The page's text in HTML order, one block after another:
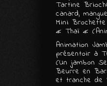
Tartine
canard,
Mini
« Thaï «
Animation
présentoir à
(Un jambon
Beurre en
et tranche de